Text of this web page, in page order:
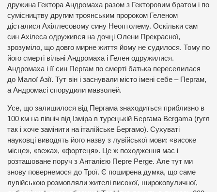
дружина Гектора Андромаха разом з Гекторовим братом і по
сумісництву другим троянським пророком Геленом
дісталися Ахіллесовому сину Неоптолему. Оскільки сам
син Ахілеса одружився на дочці Олени Прекрасної,
зрозуміло, що довго мирне життя йому не судилося. Тому по
його смерті вільні Андромаха і Гелен одружилися.
Андромаха і її син Пергам по смерті батька переселилася
до Малої Азії. Тут він і заснували місто імені себе – Пергам,
а Андромасі спорудили мавзолей.
Усе, що залишилося від Пергама знаходиться приблизно в
100 км на північ від Ізміра в турецькій Бергама Bergama (гугл
так і хоче замінити на італійське Бергамо). Сухуваті
науковці виводять його назву з лувійської мови: «високе
місце», «вежа», «фортеця». Це ж походження має і
розташоване поруч з Анталією Перге Perge. Але тут ми
знову повернемося до Трої. Є поширена думка, що саме
лувійською розмовляли жителі високої, широковуличної,